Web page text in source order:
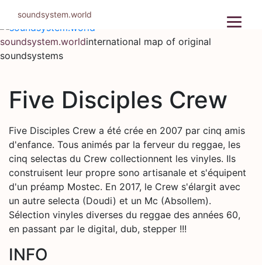
content
soundsystem.worldinternational map of original
soundsystems
Five Disciples Crew
Five Disciples Crew a été crée en 2007 par cinq amis
d'enfance. Tous animés par la ferveur du reggae, les
cinq selectas du Crew collectionnent les vinyles. Ils
construisent leur propre sono artisanale et s'équipent
d'un préamp Mostec. En 2017, le Crew s'élargit avec
un autre selecta (Doudi) et un Mc (Absollem).
Sélection vinyles diverses du reggae des années 60,
en passant par le digital, dub, stepper !!!
INFO
soundsystem.world